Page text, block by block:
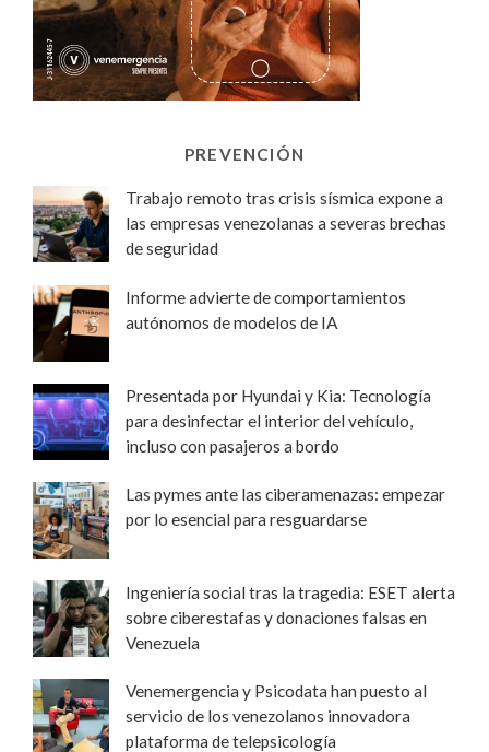
PREVENCIÓN
Trabajo remoto tras crisis sísmica expone a
las empresas venezolanas a severas brechas
de seguridad
Informe advierte de comportamientos
autónomos de modelos de IA
Presentada por Hyundai y Kia: Tecnología
para desinfectar el interior del vehículo,
incluso con pasajeros a bordo
Las pymes ante las ciberamenazas: empezar
por lo esencial para resguardarse
Ingeniería social tras la tragedia: ESET alerta
sobre ciberestafas y donaciones falsas en
Venezuela
Venemergencia y Psicodata han puesto al
servicio de los venezolanos innovadora
plataforma de telepsicología